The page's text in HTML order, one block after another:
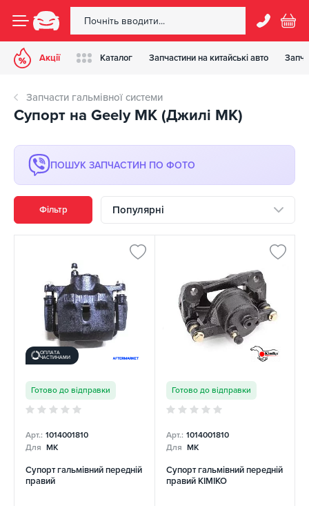
Акції Каталог Запчастини на китайські авто
Запчасти гальмівної системи
Супорт на Geely MK (Джилі МК)
ПОШУК ЗАПЧАСТИН ПО ФОТО
Фільтр Популярні
ОПЛАТА
ЧАСТИНАМИ
Готово до відправки
Арт.: 1014001810
Для MK
Супорт гальмівний передній
правий
Готово до відправки
Арт.: 1014001810
Для MK
Супорт гальмівний передній
правий KIMIKO